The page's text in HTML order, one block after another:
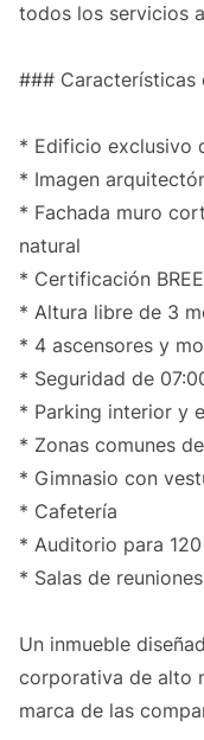
todos los servicios
### Características
* Edificio exclusivo
* Imagen
* Fachada muro
natural
* Certificación
* Altura libre de 3
* 4 ascensores y
* Seguridad de
* Parking interior y
* Zonas comunes
* Gimnasio con
* Cafetería
* Auditorio para
* Salas de reuniones
Un inmueble
corporativa de alto
marca de las